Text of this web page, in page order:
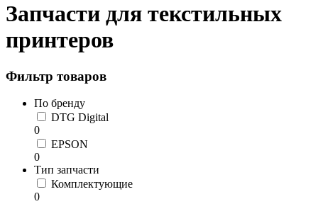
Запчасти для текстильных
принтеров
Фильтр товаров
По бренду
DTG Digital
0
EPSON
0
Тип запчасти
Комплектующие
0